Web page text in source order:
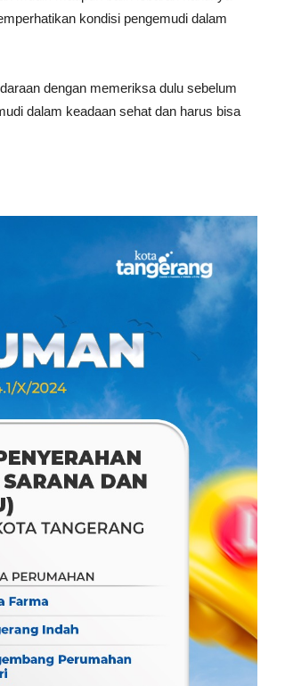
kondisi pengemudi dalam
dengan memeriksa dulu sebelum
dalam keadaan sehat dan harus bisa